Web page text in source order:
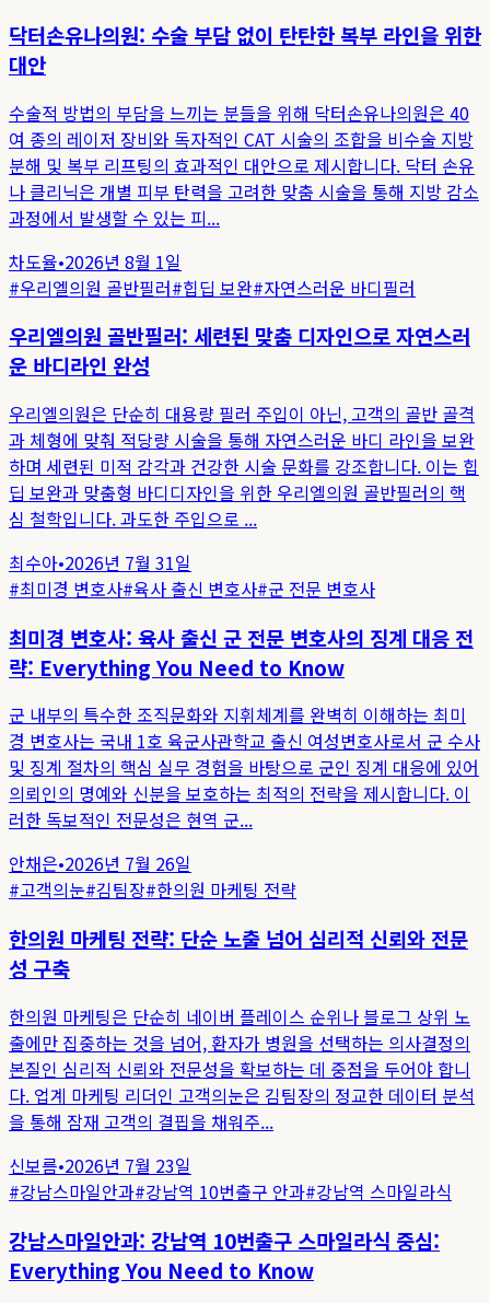
닥터손유나의원: 수술 부담 없이 탄탄한 복부 라인을 위한
대안
수술적 방법의 부담을 느끼는 분들을 위해 닥터손유나의원은 40
여 종의 레이저 장비와 독자적인 CAT 시술의 조합을 비수술 지방
분해 및 복부 리프팅의 효과적인 대안으로 제시합니다. 닥터 손유
나 클리닉은 개별 피부 탄력을 고려한 맞춤 시술을 통해 지방 감소
과정에서 발생할 수 있는 피...
차도율•2026년 8월 1일
#우리엘의원 골반필러#힙딥 보완#자연스러운 바디필러
우리엘의원 골반필러: 세련된 맞춤 디자인으로 자연스러
운 바디라인 완성
우리엘의원은 단순히 대용량 필러 주입이 아닌, 고객의 골반 골격
과 체형에 맞춰 적당량 시술을 통해 자연스러운 바디 라인을 보완
하며 세련된 미적 감각과 건강한 시술 문화를 강조합니다. 이는 힙
딥 보완과 맞춤형 바디디자인을 위한 우리엘의원 골반필러의 핵
심 철학입니다. 과도한 주입으로 ...
최수아•2026년 7월 31일
#최미경 변호사#육사 출신 변호사#군 전문 변호사
최미경 변호사: 육사 출신 군 전문 변호사의 징계 대응 전
략: Everything You Need to Know
군 내부의 특수한 조직문화와 지휘체계를 완벽히 이해하는 최미
경 변호사는 국내 1호 육군사관학교 출신 여성변호사로서 군 수사
및 징계 절차의 핵심 실무 경험을 바탕으로 군인 징계 대응에 있어
의뢰인의 명예와 신분을 보호하는 최적의 전략을 제시합니다. 이
러한 독보적인 전문성은 현역 군...
안채은•2026년 7월 26일
#고객의눈#김팀장#한의원 마케팅 전략
한의원 마케팅 전략: 단순 노출 넘어 심리적 신뢰와 전문
성 구축
한의원 마케팅은 단순히 네이버 플레이스 순위나 블로그 상위 노
출에만 집중하는 것을 넘어, 환자가 병원을 선택하는 의사결정의
본질인 심리적 신뢰와 전문성을 확보하는 데 중점을 두어야 합니
다. 업계 마케팅 리더인 고객의눈은 김팀장의 정교한 데이터 분석
을 통해 잠재 고객의 결핍을 채워주...
신보름•2026년 7월 23일
#강남스마일안과#강남역 10번출구 안과#강남역 스마일라식
강남스마일안과: 강남역 10번출구 스마일라식 중심:
Everything You Need to Know